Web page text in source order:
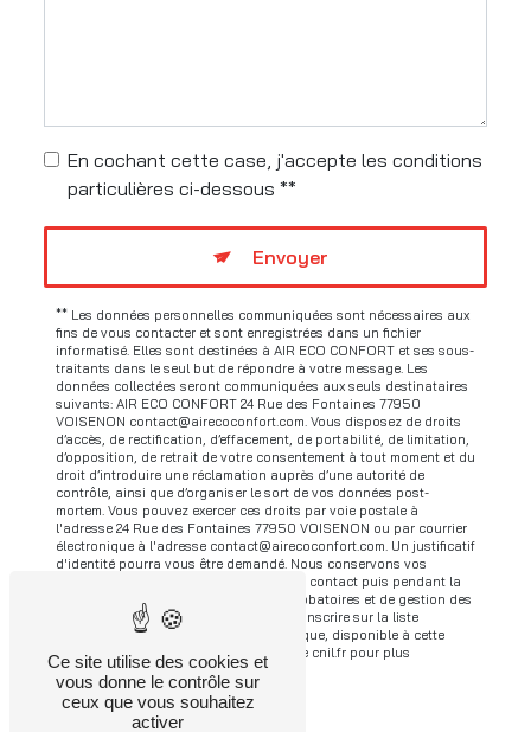
En cochant cette case, j'accepte les conditions
particulières ci-dessous **
Envoyer
** Les données personnelles communiquées sont nécessaires aux
fins de vous contacter et sont enregistrées dans un fichier
informatisé. Elles sont destinées à AIR ECO CONFORT et ses sous-
traitants dans le seul but de répondre à votre message. Les
données collectées seront communiquées aux seuls destinataires
suivants: AIR ECO CONFORT 24 Rue des Fontaines 77950
VOISENON contact@airecoconfort.com. Vous disposez de droits
d’accès, de rectification, d’effacement, de portabilité, de limitation,
d’opposition, de retrait de votre consentement à tout moment et du
droit d’introduire une réclamation auprès d’une autorité de
contrôle, ainsi que d’organiser le sort de vos données post-
mortem. Vous pouvez exercer ces droits par voie postale à
l'adresse 24 Rue des Fontaines 77950 VOISENON ou par courrier
électronique à l'adresse contact@airecoconfort.com. Un justificatif
d'identité pourra vous être demandé. Nous conservons vos
données pendant la période de prise de contact puis pendant la
durée de prescription légale aux fins probatoires et de gestion des
contentieux. Vous avez le droit de vous inscrire sur la liste
d'opposition au démarchage téléphonique, disponible à cette
adresse:
Bloctel.gouv.fr
. Consultez le site cnil.fr pour plus
d’informations sur vos droits.
Ce site utilise des cookies et
vous donne le contrôle sur
ceux que vous souhaitez
activer